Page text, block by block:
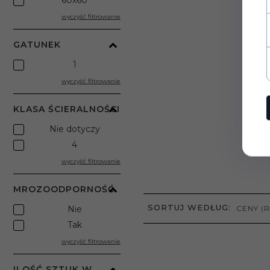
wyczyść filtrowanie
GATUNEK
1
wyczyść filtrowanie
KLASA ŚCIERALNOŚCI
Nie dotyczy
4
wyczyść filtrowanie
MROZOODPORNOŚĆ
Nie
Tak
wyczyść filtrowanie
SORTUJ WEDŁUG: SORT
CENY